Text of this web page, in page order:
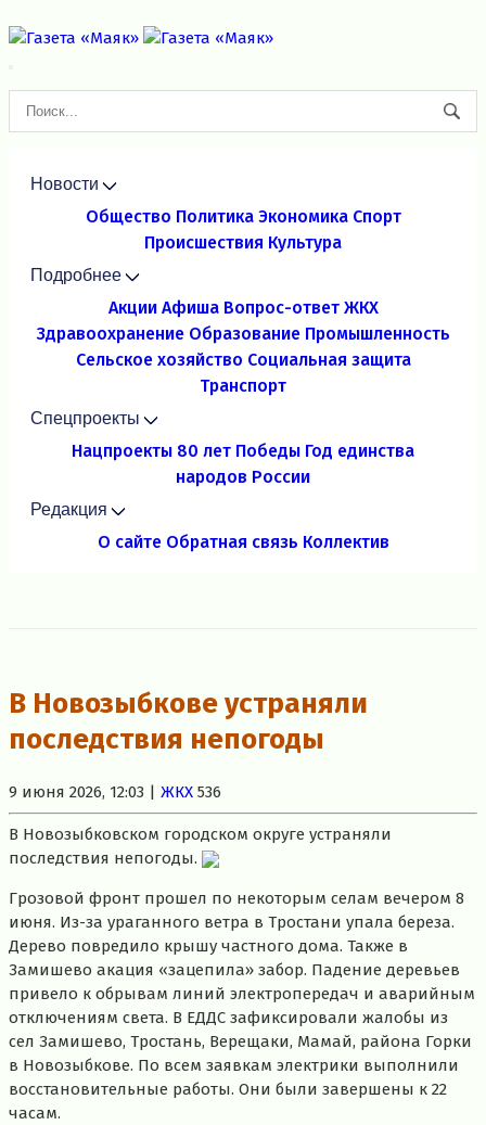
Новости
Общество Политика Экономика Спорт
Происшествия Культура
Подробнее
Акции Афиша Вопрос-ответ ЖКХ
Здравоохранение Образование Промышленность
Сельское хозяйство Социальная защита
Транспорт
Спецпроекты
Нацпроекты 80 лет Победы Год единства
народов России
Редакция
О сайте Обратная связь Коллектив
В Новозыбкове устраняли
последствия непогоды
9 июня 2026, 12:03 | ЖКХ 536
В Новозыбковском городском округе устраняли
последствия непогоды.
Грозовой фронт прошел по некоторым селам вечером 8
июня. Из-за ураганного ветра в Тростани упала береза.
Дерево повредило крышу частного дома. Также в
Замишево акация «зацепила» забор. Падение деревьев
привело к обрывам линий электропередач и аварийным
отключениям света. В ЕДДС зафиксировали жалобы из
сел Замишево, Тростань, Верещаки, Мамай, района Горки
в Новозыбкове. По всем заявкам электрики выполнили
восстановительные работы. Они были завершены к 22
часам.